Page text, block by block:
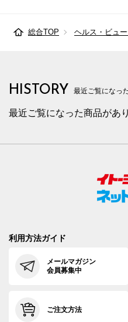
総合TOP ヘルス・ビュ
HISTORY 最近ご覧になっ
最近ご覧になった商品があ
利用方法ガイド
メールマガジン
会員募集中
ご注文方法